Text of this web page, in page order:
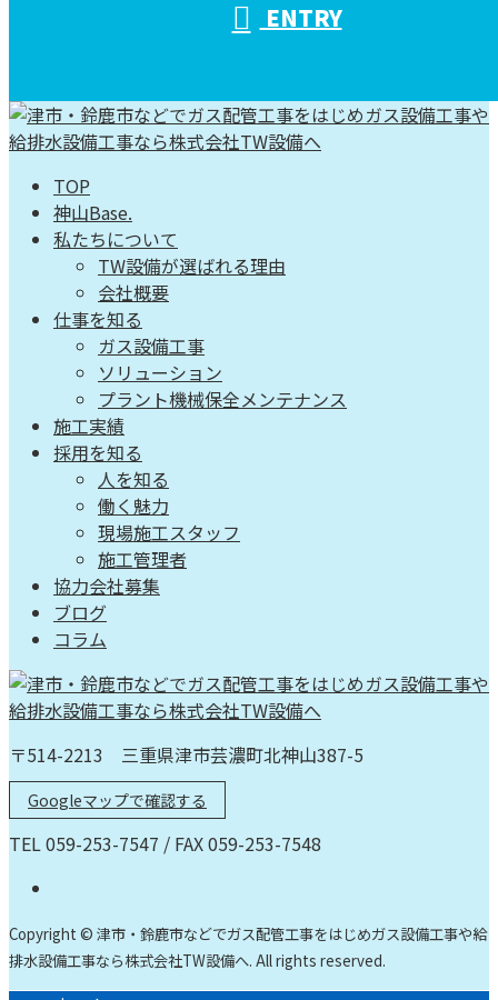
ENTRY
TOP
神山Base.
私たちについて
TW設備が選ばれる理由
会社概要
仕事を知る
ガス設備工事
ソリューション
プラント機械保全メンテナンス
施工実績
採用を知る
人を知る
働く魅力
現場施工スタッフ
施工管理者
協力会社募集
ブログ
コラム
〒514-2213 三重県津市芸濃町北神山387-5
Googleマップで確認する
TEL 059-253-7547 / FAX 059-253-7548
Copyright © 津市・鈴鹿市などでガス配管工事をはじめガス設備工事や給
排水設備工事なら株式会社TW設備へ. All rights reserved.